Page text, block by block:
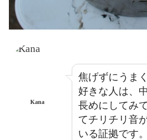
Kana
焦げずにうま
好きな人は、
長めにしてみ
てチリチリ音
いる証拠です。